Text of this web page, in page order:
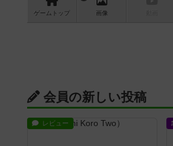
ゲーム トップ 画像
会員の新しい投稿
レビュー